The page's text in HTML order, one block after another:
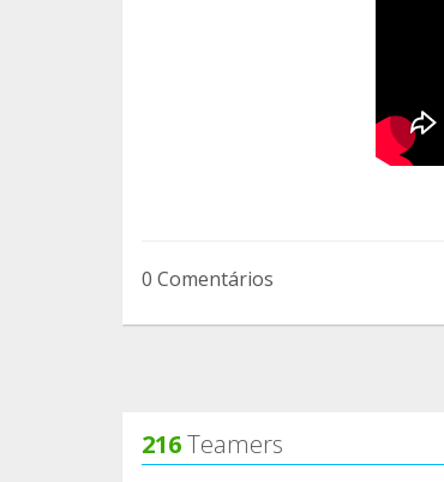
0 Comentários
216Teamers